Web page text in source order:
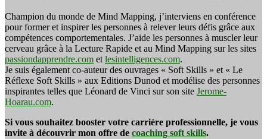
Champion du monde de Mind Mapping, j’interviens en conférence
pour former et inspirer les personnes à relever leurs défis grâce aux
compétences comportementales. J’aide les personnes à muscler leur
cerveau grâce à la Lecture Rapide et au Mind Mapping sur les sites
passiondapprendre.com etlesintelligences.com.
Je suis également co-auteur des ouvrages « Soft Skills » et « Le
Réflexe Soft Skills » aux Editions Dunod et modélise des personnes
inspirantes telles que Léonard de Vinci sur son site Jerome-
Hoarau.com.
Si vous souhaitez booster votre carrière professionnelle, je vous
invite à découvrir mon offre de coaching soft skills.